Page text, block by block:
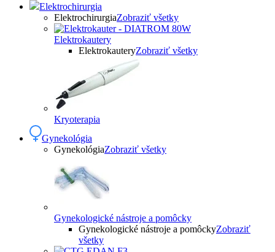
Elektrochirurgia
ElektrochirurgiaZobraziť všetky
Elektrokautery
ElektrokauteryZobraziť všetky
Kryoterapia
Gynekológia
GynekológiaZobraziť všetky
Gynekologické nástroje a pomôcky
Gynekologické nástroje a pomôckyZobraziť
všetky